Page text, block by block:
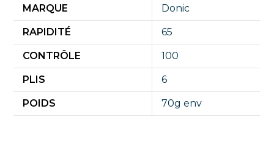
MARQUE Donic
RAPIDITÉ 65
CONTRÔLE 100
PLIS 6
POIDS 70g env